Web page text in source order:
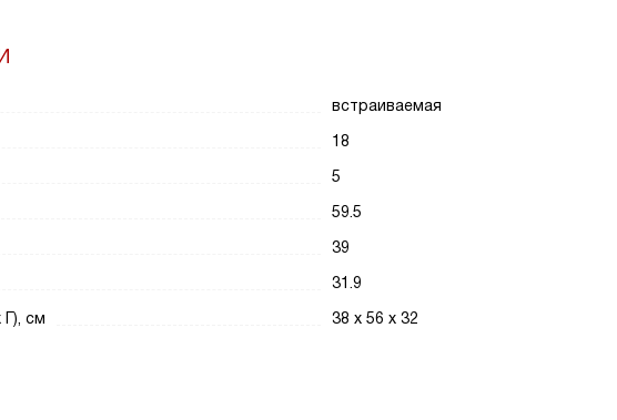
встраиваемая
18
5
59.5
39
31.9
см
38 х 56 х 32